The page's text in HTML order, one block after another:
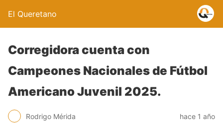
El Queretano
Corregidora cuenta con
Campeones Nacionales de Fútbol
Americano Juvenil 2025.
Rodrigo Mérida hace 1 año